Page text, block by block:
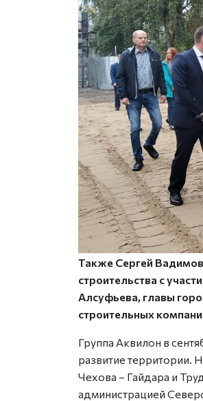
Также Сергей
строительства с
Алсуфьева, главы
строительных
Группа Аквилон в
развитие территории.
Чехова – Гайдара и
администрацией